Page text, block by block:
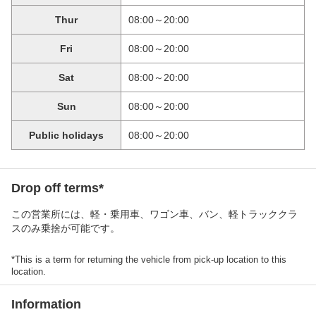
Thur 08:00～20:00
Fri 08:00～20:00
Sat 08:00～20:00
Sun 08:00～20:00
Public holidays 08:00～20:00
Drop off terms*
この営業所には、軽・乗用車、ワゴン車、バン、軽トラッククラ
スのみ乗捨が可能です。
*This is a term for returning the vehicle from pick-up location to this
location.
Information